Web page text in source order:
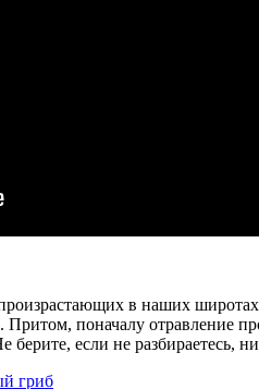
в наших широтах
поначалу отравление
берите, если не разбираетесь,